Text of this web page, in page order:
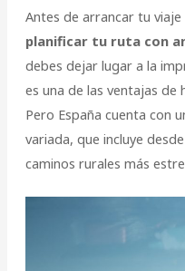
Antes de arrancar tu
planificar tu ruta con
debes dejar lugar a la
es una de las ventajas de
Pero España cuenta con
variada, que incluye
caminos rurales más